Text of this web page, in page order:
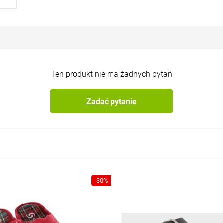
Ten produkt nie ma żadnych pytań
Zadać pytanie
-30%